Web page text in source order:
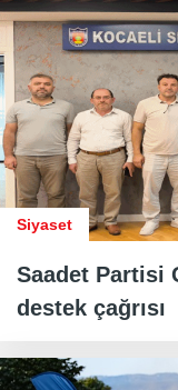
Siyaset
Saadet Partisi
destek çağrısı